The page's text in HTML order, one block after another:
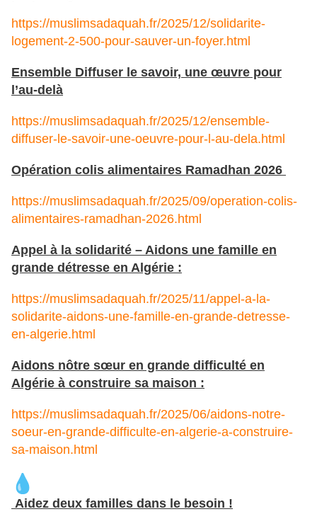
https://muslimsadaquah.fr/2025/12/solidarite-
logement-2-500-pour-sauver-un-foyer.html
Ensemble Diffuser le savoir, une œuvre pour
l’au-delà
https://muslimsadaquah.fr/2025/12/ensemble-
diffuser-le-savoir-une-oeuvre-pour-l-au-dela.html
Opération colis alimentaires Ramadhan 2026
https://muslimsadaquah.fr/2025/09/operation-colis-
alimentaires-ramadhan-2026.html
Appel à la solidarité – Aidons une famille en
grande détresse en Algérie :
https://muslimsadaquah.fr/2025/11/appel-a-la-
solidarite-aidons-une-famille-en-grande-detresse-
en-algerie.html
Aidons nôtre sœur en grande difficulté en
Algérie à construire sa maison :
https://muslimsadaquah.fr/2025/06/aidons-notre-
soeur-en-grande-difficulte-en-algerie-a-construire-
sa-maison.html
Aidez deux familles dans le besoin !